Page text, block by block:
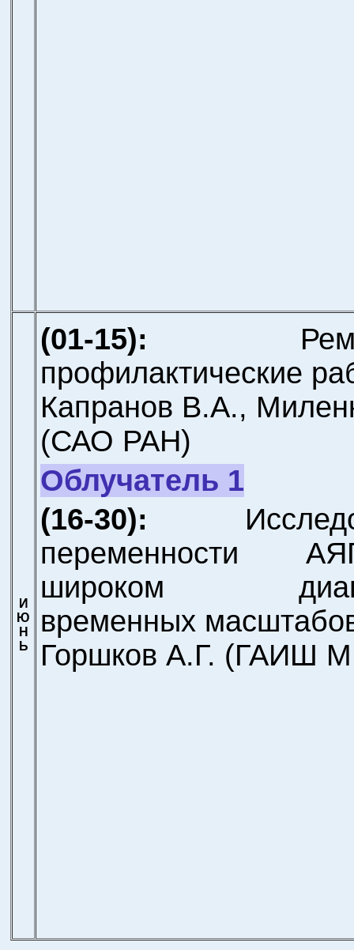
И
Ю
Н
Ь
(01-15):
профилактические
Капранов В.А.,
(САО РАН)
Облучатель 1
(16-30):
переменности
широком
временных
Горшков А.Г. (ГАИШ